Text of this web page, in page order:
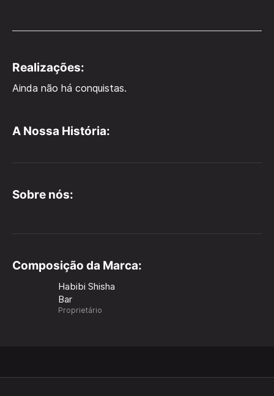
Realizações:
Ainda não há conquistas.
A Nossa História:
Sobre nós:
Composição da Marca:
Habibi Shisha
Bar
Proprietário